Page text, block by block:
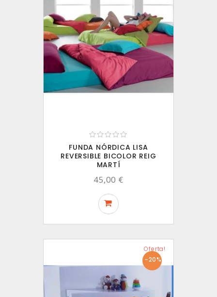
FUNDA NÓRDICA LISA
REVERSIBLE BICOLOR REIG
MARTÍ
45,00 €
-20%
Oferta!